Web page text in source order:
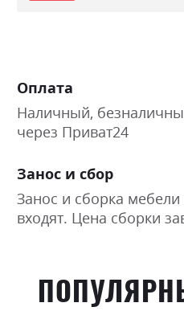
Тип
Нагрузка на одно спальное
место
Оплата
Наличный,
через Приват24
Занос и сбор
Занос и сборка
входят. Цена сборки